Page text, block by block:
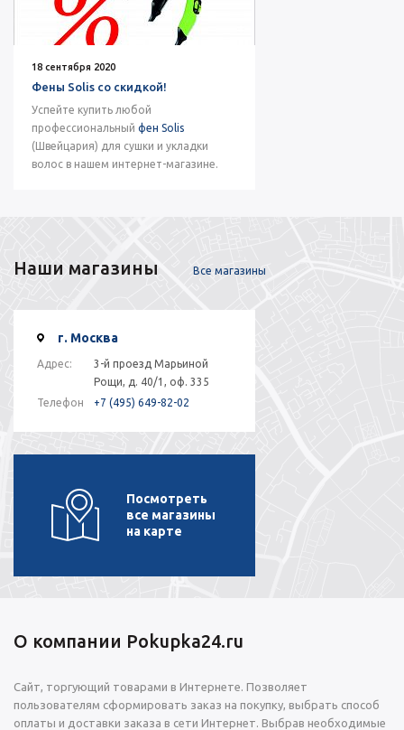
18 сентября 2020
Фены Solis со скидкой!
Успейте купить любой
профессиональный фен Solis
(Швейцария) для сушки и укладки
волос в нашем интернет-магазине.
Наши магазины Все магазины
г. Москва
Адрес:
3-й проезд Марьиной
Рощи, д. 40/1, оф. 335
Телефон
+7 (495) 649-82-02
Посмотреть
все магазины
на карте
О компании Pokupka24.ru
Сайт, торгующий товарами в Интернете. Позволяет
пользователям сформировать заказ на покупку, выбрать способ
оплаты и доставки заказа в сети Интернет. Выбрав необходимые